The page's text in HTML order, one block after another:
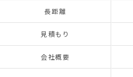
長距離
見積もり
会社概要